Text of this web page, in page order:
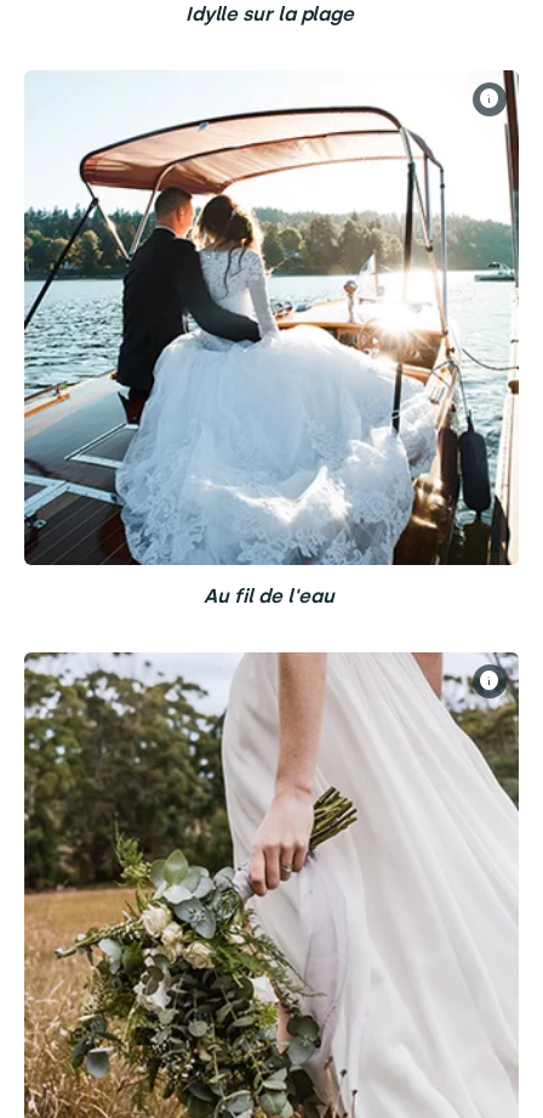
Idylle sur la plage
Au fil de l'eau